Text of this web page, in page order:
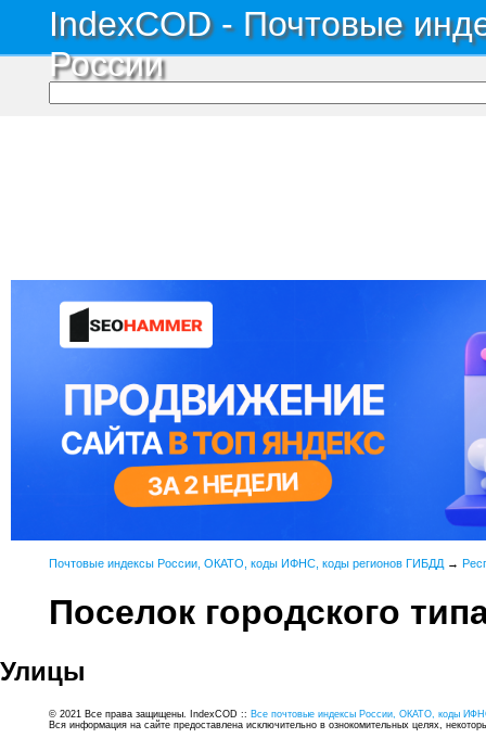
IndexCOD - Почтовые
России
Почтовые индексы России, ОКАТО, коды ИФНС, коды регионов ГИБДД →
Поселок городского
Улицы
© 2021 Все права защищены. IndexCOD :: Все почтовые индексы России, ОКАТО, коды
Вся информация на сайте предоставлена исключительно в ознокомительных целях,